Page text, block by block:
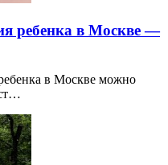
ребенка в Москве —
в Москве можно